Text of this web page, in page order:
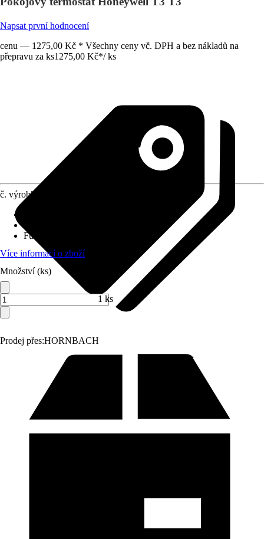
Napsat první hodnocení
cenu — 1275,00 Kč * Všechny ceny vč. DPH a bez nákladů na
přepravu za ks1275,00 Kč*/ ks
Prodej přes:HORNBACH
č. výrobku
Funkce
Více informací o zboží
Množství (ks)
1 ks